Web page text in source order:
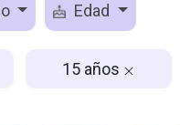
Edad
15 años